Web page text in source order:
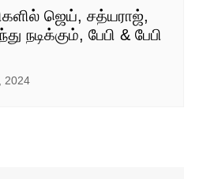
ஜெய், சத்யராஜ்,
நடிக்கும், பேபி & பேபி
2024